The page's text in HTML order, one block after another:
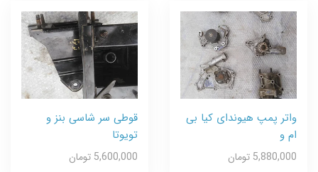
واتر پمپ هیوندای کیا بی
ام و
5,880,000 تومان
قوطی سر شاسی بنز و
تویوتا
5,600,000 تومان